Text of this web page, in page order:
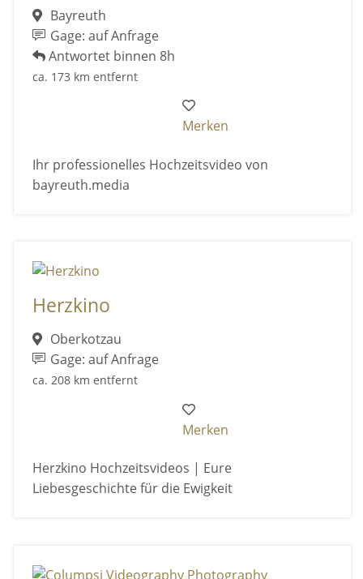
Bayreuth
Gage: auf Anfrage
Antwortet binnen 8h
ca. 173 km entfernt
Merken
Ihr professionelles Hochzeitsvideo von
bayreuth.media
Herzkino
Oberkotzau
Gage: auf Anfrage
ca. 208 km entfernt
Merken
Herzkino Hochzeitsvideos | Eure
Liebesgeschichte für die Ewigkeit